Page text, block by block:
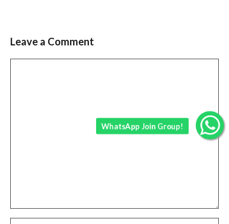
Leave a Comment
WhatsApp Join Group!